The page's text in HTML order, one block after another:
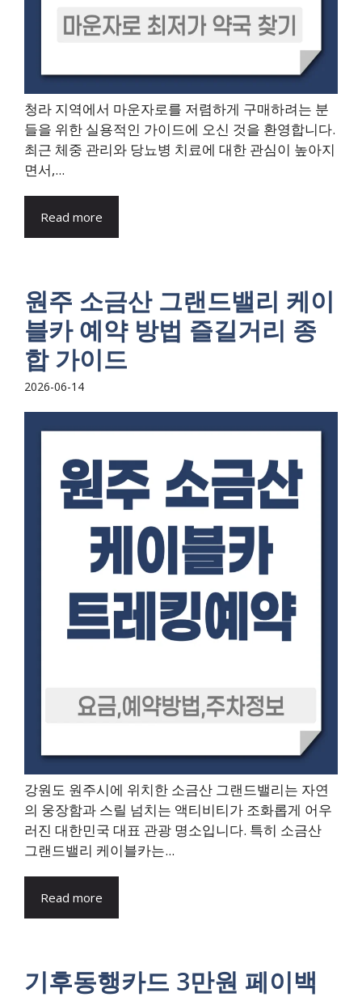
청라 지역에서 마운자로를 저렴하게 구매하려는 분
들을 위한 실용적인 가이드에 오신 것을 환영합니다.
최근 체중 관리와 당뇨병 치료에 대한 관심이 높아지
면서,...
Read more
원주 소금산 그랜드밸리 케이
블카 예약 방법 즐길거리 종
합 가이드
2026-06-14
강원도 원주시에 위치한 소금산 그랜드밸리는 자연
의 웅장함과 스릴 넘치는 액티비티가 조화롭게 어우
러진 대한민국 대표 관광 명소입니다. 특히 소금산
그랜드밸리 케이블카는...
Read more
기후동행카드 3만원 페이백